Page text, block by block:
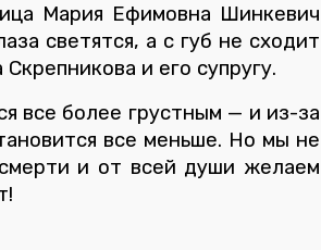
Мария Ефимовна Шинкевич
светятся, а с губ не сходит
и его супругу.
все более грустным — и из-за
все меньше. Но мы не
и от всей души желаем